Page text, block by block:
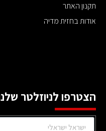
תקנון האתר
אודות בחזית מדיה
הצטרפו לניוזלטר